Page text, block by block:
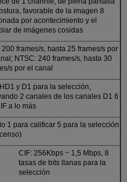
favorable de la imagen 8
por acontecimiento y el
de imágenes cosidas
200 frames/s, hasta 25 frames/s por
NTSC: 240 frames/s, hasta 30
s por el canal
y D1 para la selección,
2 canales de los canales D1 6
a lo más
1 para calificar 5 para la selección
CIF: 256Kbps ~ 1,5 Mbps, 8
tasas de bits llanas para la
selección